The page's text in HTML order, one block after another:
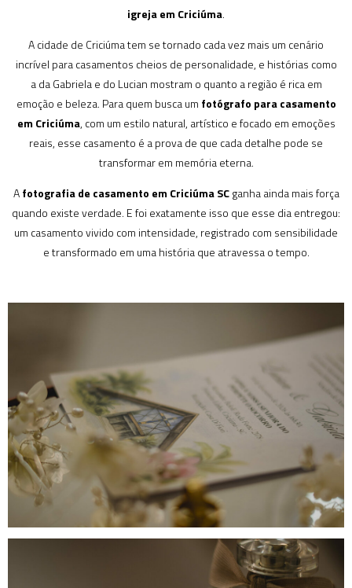
igreja em Criciúma.
A cidade de Criciúma tem se tornado cada vez mais um cenário
incrível para casamentos cheios de personalidade, e histórias como
a da Gabriela e do Lucian mostram o quanto a região é rica em
emoção e beleza. Para quem busca um fotógrafo para casamento
em Criciúma, com um estilo natural, artístico e focado em emoções
reais, esse casamento é a prova de que cada detalhe pode se
transformar em memória eterna.
Afotografia de casamento em Criciúma SCganha ainda mais força
quando existe verdade. E foi exatamente isso que esse dia entregou:
um casamento vivido com intensidade, registrado com sensibilidade
e transformado em uma história que atravessa o tempo.